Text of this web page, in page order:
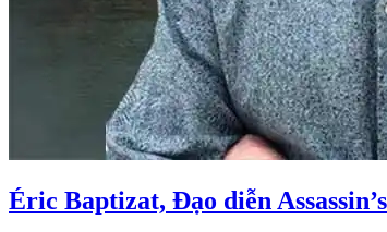
Éric Baptizat, Đạo diễn